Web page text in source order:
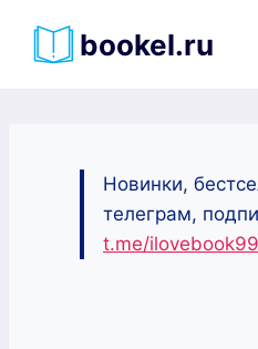
bookel.ru
Новинки,
телеграм,
t.me/ilovebook99